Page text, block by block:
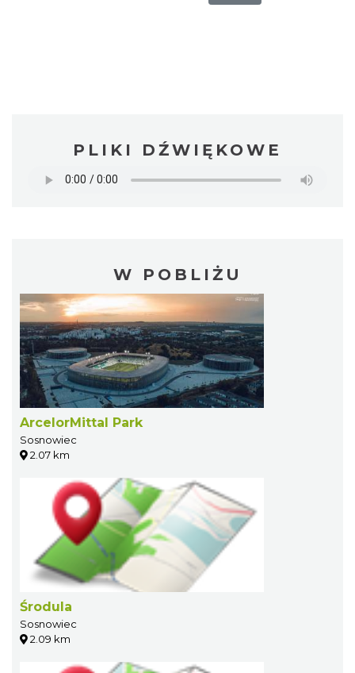
PLIKI DŹWIĘKOWE
W POBLIŻU
ArcelorMittal Park
Sosnowiec
2.07 km
Środula
Sosnowiec
2.09 km